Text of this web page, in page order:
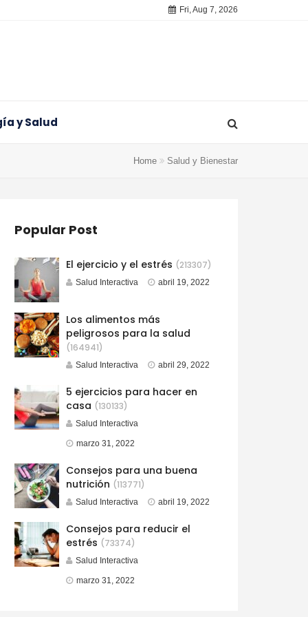
Fri, Aug 7, 2026
y Salud
Home Salud y Bienestar
Popular Post
El ejercicio y el estrés (213307)
Salud Interactiva abril 19, 2022
Los alimentos más
peligrosos para la salud
(164941)
Salud Interactiva abril 29, 2022
5 ejercicios para hacer en
casa (130133)
Salud Interactiva
marzo 31, 2022
Consejos para una buena
nutrición (113771)
Salud Interactiva abril 19, 2022
Consejos para reducir el
estrés (73374)
Salud Interactiva
marzo 31, 2022